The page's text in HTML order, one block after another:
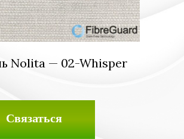
Nolita — 02-Whisper
Связаться